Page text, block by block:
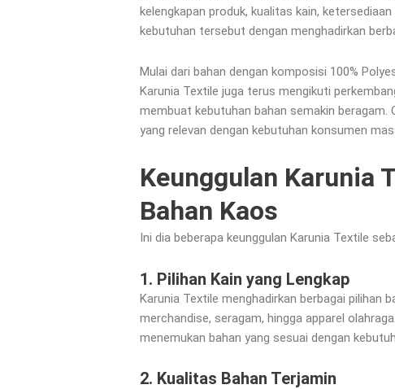
kelengkapan produk, kualitas kain,
kebutuhan tersebut dengan menghadirkan
Mulai dari bahan dengan komposisi 100%
Karunia Textile juga terus mengikuti
membuat kebutuhan bahan semakin beragam.
yang relevan dengan kebutuhan konsumen
Keunggulan Karunia
Bahan Kaos
Ini dia beberapa keunggulan Karunia Textile
1. Pilihan Kain yang Lengkap
Karunia Textile menghadirkan berbagai pilihan
merchandise, seragam, hingga apparel
menemukan bahan yang sesuai dengan
2. Kualitas Bahan Terjamin